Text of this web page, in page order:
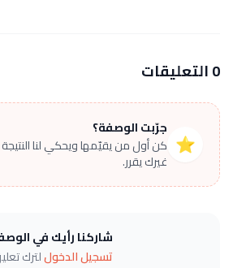
0 التعليقات
⭐
جرّبت الوصفة؟
كن أول من يقيّمها ويحكي لنا
غيرك يقرر.
شاركنا رأيك في
تسجيل الدخوللترك